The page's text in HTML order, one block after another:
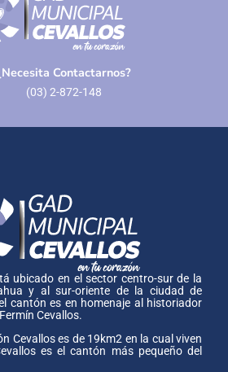
Contactarnos?
(03) 2-872-148
ubicado en el sector centro-sur de la
y al sur-oriente de la ciudad de
cantón es en homenaje al historiador
Cevallos.
Cevallos es de 19km2 en la cual viven
es el cantón más pequeño del